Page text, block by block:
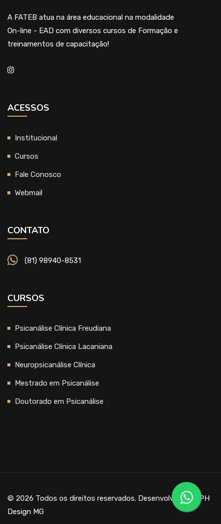
A FATEB atua na área educacional na modalidade
On-line - EAD com diversos cursos de Formação e
treinamentos de capacitação!
ACESSOS
Institucional
Cursos
Fale Conosco
Webmail
CONTATO
(81) 98940-8531
CURSOS
Psicanálise Clínica Freudiana
Psicanálise Clínica Lacaniana
Neuropsicanálise Clínica
Mestrado em Psicanálise
Doutorado em Psicanálise
© 2026 Todos os direitos reservados. Desenvolvido por
PH
Design MG